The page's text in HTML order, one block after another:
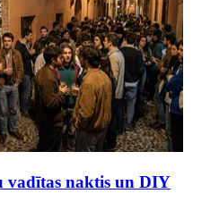
vadītas naktis un DIY